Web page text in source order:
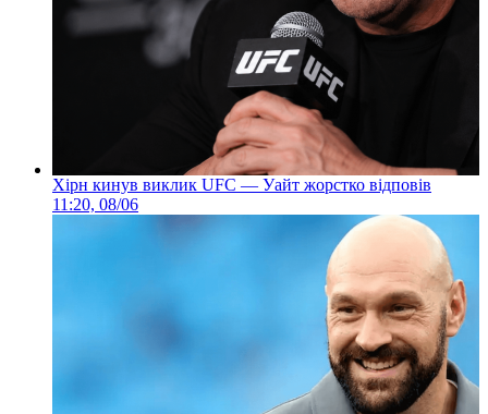
Хірн кинув виклик UFC — Уайт жорстко відповів
11:20, 08/06